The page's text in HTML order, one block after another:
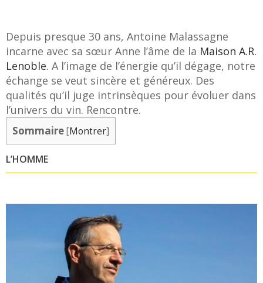
COEUR NOS COFFRETS DÉCOUVERTES
Depuis presque 30 ans, Antoine Malassagne
incarne avec sa sœur Anne l’âme de la Maison A.R.
Lenoble. A l’image de l’énergie qu’il dégage, notre
échange se veut sincère et généreux. Des
qualités qu’il juge intrinsèques pour évoluer dans
l’univers du vin. Rencontre.
Sommaire[Montrer]
L’HOMME